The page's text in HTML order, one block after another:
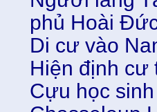
phủ Hoài
Di cư vào
Hiện định cư
Cựu học